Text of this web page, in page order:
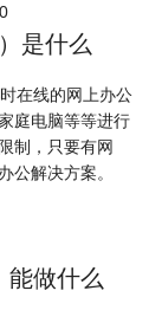
是什么
在线的网上办公
庭电脑等等进行
制，只要有网
公解决方案。
能做什么